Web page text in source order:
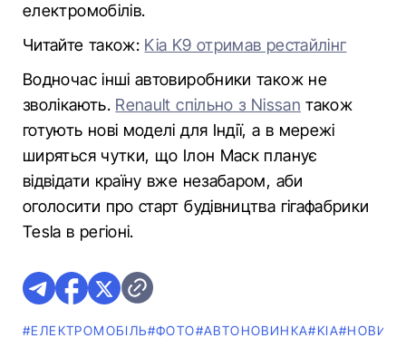
електромобілів.
Читайте також: Kia K9 отримав рестайлінг
Водночас інші автовиробники також не
зволікають. Renault спільно з Nissan також
готують нові моделі для Індії, а в мережі
ширяться чутки, що Ілон Маск планує
відвідати країну вже незабаром, аби
оголосити про старт будівництва гігафабрики
Tesla в регіоні.
#ЕЛЕКТРОМОБІЛЬ#ФОТО#АВТОНОВИНКА#KIA